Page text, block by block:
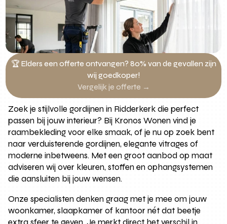
🏆 Elders een offerte ontvangen? 80% van de gevallen zijn
wij goedkoper!
Vergelijk je offerte →
Zoek je stijlvolle gordijnen in Ridderkerk die perfect
passen bij jouw interieur? Bij Kronos Wonen vind je
raambekleding voor elke smaak, of je nu op zoek bent
naar verduisterende gordijnen, elegante vitrages of
moderne inbetweens. Met een groot aanbod op maat
adviseren wij over kleuren, stoffen en ophangsystemen
die aansluiten bij jouw wensen.
Onze specialisten denken graag met je mee om jouw
woonkamer, slaapkamer of kantoor nét dat beetje